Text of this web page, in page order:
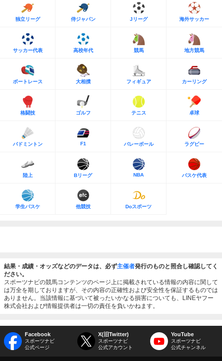
独立リーグ 侍ジャパン Jリーグ 海外サッカー
サッカー代表 高校年代 競馬 地方競馬
ボートレース 大相撲 フィギュア カーリング
格闘技 ゴルフ テニス 卓球
バドミントン F1 バレーボール ラグビー
陸上 Bリーグ NBA バスケ代表
学生バスケ 他競技 Doスポーツ
結果・成績・オッズなどのデータは、必ず主催者発行のものと照合し確認してく
ださい。
スポーツナビの競馬コンテンツのページ上に掲載されている情報の内容に関して
は万全を期しておりますが、その内容の正確性および安全性を保証するものでは
ありません。当該情報に基づいて被ったいかなる損害についても、LINEヤフー
株式会社および情報提供者は一切の責任を負いかねます。
Facebook
スポーツナビ
公式ページ
X(旧Twitter)
スポーツナビ
公式アカウント
YouTube
スポーツナビ
公式チャンネル